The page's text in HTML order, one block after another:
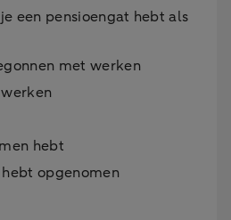
een pensioengat hebt als
met werken
hebt
opgenomen